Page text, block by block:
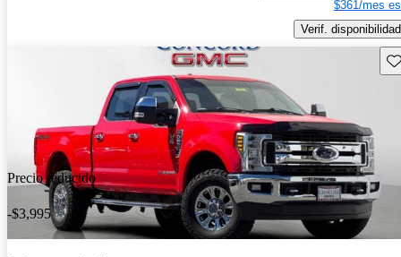
$361/mes
Verif. disponibilidad
Precio reducido
-$3,995